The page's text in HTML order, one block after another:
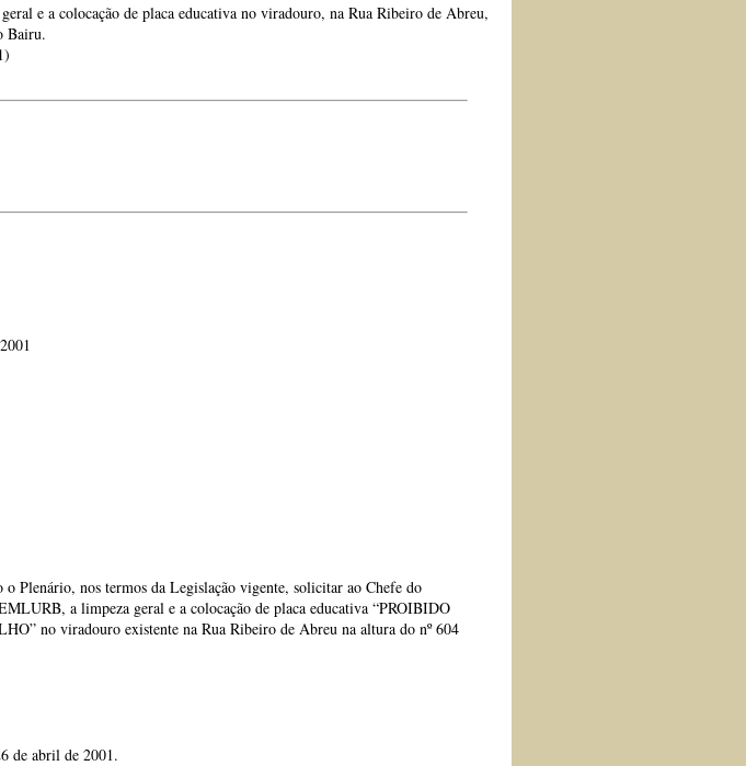
e a colocação de placa educativa no viradouro, na Rua Ribeiro de Abreu,
Bairu.
o Plenário, nos termos da Legislação vigente, solicitar ao Chefe do
a limpeza geral e a colocação de placa educativa “PROIBIDO
no viradouro existente na Rua Ribeiro de Abreu na altura do nº 604
de abril de 2001.